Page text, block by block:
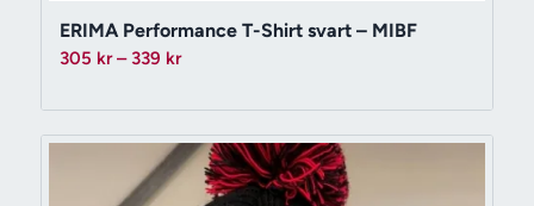
ERIMA Performance T-Shirt svart – MIBF
305 kr – 339 krPrisintervall:
till
339 kr